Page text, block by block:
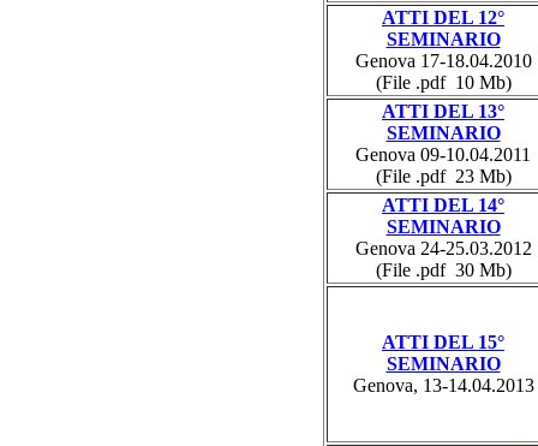
ATTI DEL 12°
SEMINARIO
Genova 17-18.04.2010
(File .pdf 10 Mb)
ATTI DEL 13°
SEMINARIO
Genova 09-10.04.2011
(File .pdf 23 Mb)
ATTI DEL 14°
SEMINARIO
Genova 24-25.03.2012
(File .pdf 30 Mb)
ATTI DEL 15°
SEMINARIO
Genova, 13-14.04.2013